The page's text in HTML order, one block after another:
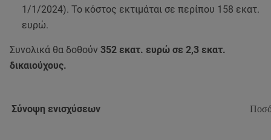
1/1/2024). Το κόστος εκτιμάται σε περίπου 158 εκατ.
ευρώ.
Συνολικά θα δοθούν 352 εκατ. ευρώ σε 2,3 εκατ.
δικαιούχους.
Σύνοψη ενισχύσεων